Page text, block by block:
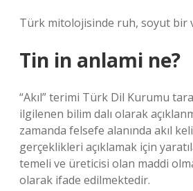
Türk mitolojisinde ruh, soyut bir
Tin in anlami ne?
“Akıl” terimi Türk Dil Kurumu
ilgilenen bilim dalı olarak
zamanda felsefe alanında akıl
gerçeklikleri açıklamak için
temeli ve üreticisi olan maddi
olarak ifade edilmektedir.